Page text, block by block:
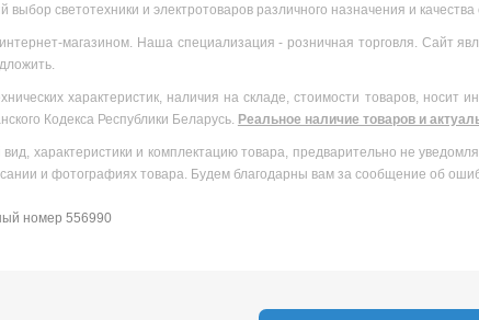
светотехники и электротоваров различного назначения и
интернет-магазином. Наша специализация - розничная торговля. Сайт
характеристик, наличия на складе, стоимости товаров,
Кодекса Республики Беларусь. Реальное наличие товаров и
характеристики и комплектацию товара, предварительно не
и фотографиях товара. Будем благодарны вам за сообщение об
номер 556990